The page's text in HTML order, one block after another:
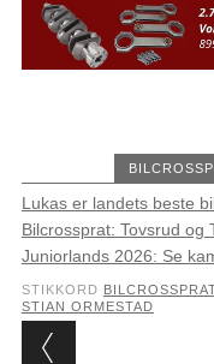
Lukas er landets beste
Bilcrossprat: Tovsrud og
Juniorlands 2026: Se
STIKKORD
STIAN ORMESTAD
Post